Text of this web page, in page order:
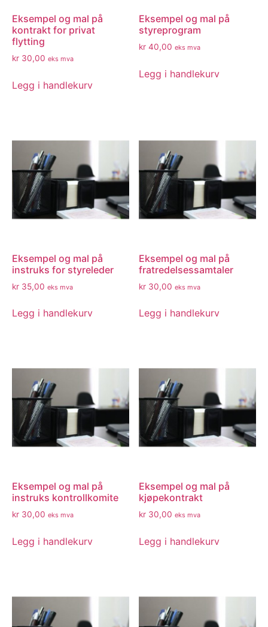
Eksempel og mal på
kontrakt for privat
flytting
kr 30,00 eks mva
Legg i handlekurv
Eksempel og mal på
styreprogram
kr 40,00 eks mva
Legg i handlekurv
Eksempel og mal på
instruks for styreleder
kr 35,00 eks mva
Legg i handlekurv
Eksempel og mal på
fratredelsessamtaler
kr 30,00 eks mva
Legg i handlekurv
Eksempel og mal på
instruks kontrollkomite
kr 30,00 eks mva
Legg i handlekurv
Eksempel og mal på
kjøpekontrakt
kr 30,00 eks mva
Legg i handlekurv